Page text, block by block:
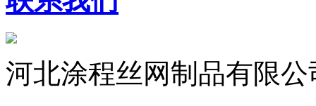
河北涂程丝网制品有限公